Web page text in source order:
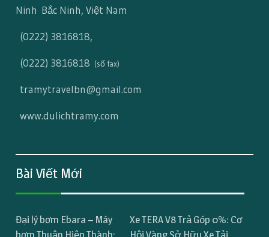
Ninh Bắc Ninh, Việt Nam
(0222) 3816818,
(0222) 3816818 (số fax)
tramytravelbn@gmail.com
www.dulichtramy.com
Bài Viết Mới
Đại lý bơm Ebara – Máy
Xe TERA V8 Trả Góp 0%: Cơ